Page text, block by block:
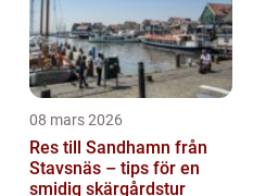
08 mars 2026
Res till Sandhamn från
Stavsnäs – tips för en
smidig skärgårdstur